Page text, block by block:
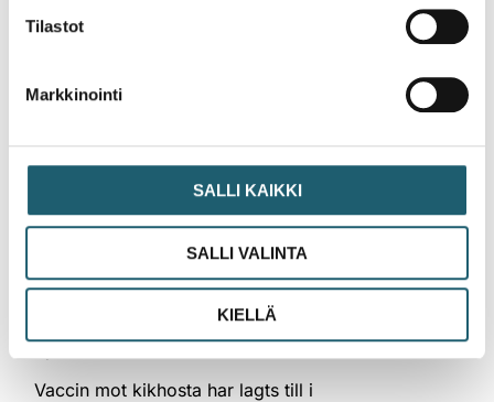
Tilastot
Markkinointi
SALLI KAIKKI
SALLI VALINTA
KIELLÄ
Nyheter
Vaccin mot kikhosta har lagts till i